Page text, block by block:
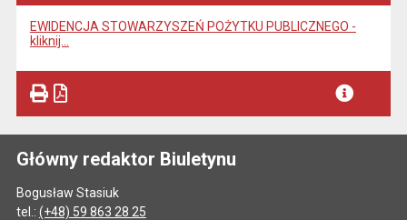
EWIDENCJA STOWARZYSZEŃ POŻYTKU PUBLICZNEGO -
kliknij...
Główny redaktor Biuletynu
Bogusław Stasiuk
tel.: (+48) 59 863 28 25